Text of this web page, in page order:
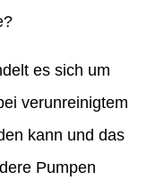
es sich um
verunreinigtem
kann und das
Pumpen